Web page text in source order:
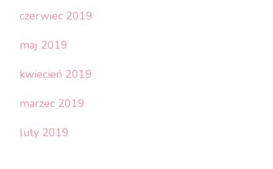
czerwiec 2019
maj 2019
kwiecień 2019
marzec 2019
luty 2019